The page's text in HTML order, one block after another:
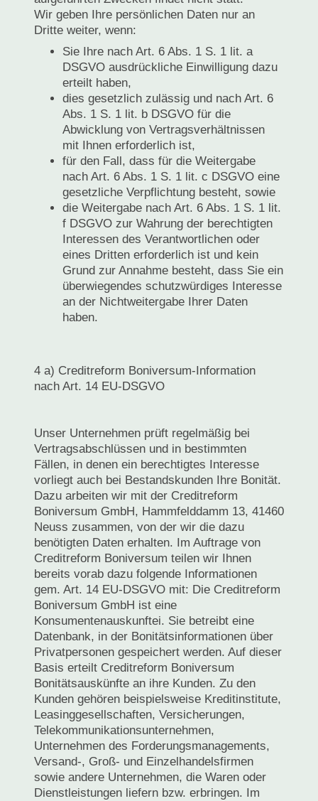
Wir geben Ihre persönlichen Daten nur an
Dritte weiter, wenn:
Sie Ihre nach Art. 6 Abs. 1 S. 1 lit. a
DSGVO ausdrückliche Einwilligung dazu
erteilt haben,
dies gesetzlich zulässig und nach Art. 6
Abs. 1 S. 1 lit. b DSGVO für die
Abwicklung von Vertragsverhältnissen
mit Ihnen erforderlich ist,
für den Fall, dass für die Weitergabe
nach Art. 6 Abs. 1 S. 1 lit. c DSGVO eine
gesetzliche Verpflichtung besteht, sowie
die Weitergabe nach Art. 6 Abs. 1 S. 1 lit.
f DSGVO zur Wahrung der berechtigten
Interessen des Verantwortlichen oder
eines Dritten erforderlich ist und kein
Grund zur Annahme besteht, dass Sie ein
überwiegendes schutzwürdiges Interesse
an der Nichtweitergabe Ihrer Daten
haben.
4 a) Creditreform Boniversum-Information
nach Art. 14 EU-DSGVO
Unser Unternehmen prüft regelmäßig bei
Vertragsabschlüssen und in bestimmten
Fällen, in denen ein berechtigtes Interesse
vorliegt auch bei Bestandskunden Ihre Bonität.
Dazu arbeiten wir mit der Creditreform
Boniversum GmbH, Hammfelddamm 13, 41460
Neuss zusammen, von der wir die dazu
benötigten Daten erhalten. Im Auftrage von
Creditreform Boniversum teilen wir Ihnen
bereits vorab dazu folgende Informationen
gem. Art. 14 EU-DSGVO mit: Die Creditreform
Boniversum GmbH ist eine
Konsumentenauskunftei. Sie betreibt eine
Datenbank, in der Bonitätsinformationen über
Privatpersonen gespeichert werden. Auf dieser
Basis erteilt Creditreform Boniversum
Bonitätsauskünfte an ihre Kunden. Zu den
Kunden gehören beispielsweise Kreditinstitute,
Leasinggesellschaften, Versicherungen,
Telekommunikationsunternehmen,
Unternehmen des Forderungsmanagements,
Versand-, Groß- und Einzelhandelsfirmen
sowie andere Unternehmen, die Waren oder
Dienstleistungen liefern bzw. erbringen. Im